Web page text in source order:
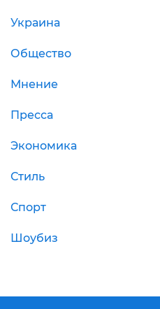
Украина
Общество
Мнение
Пресса
Экономика
Стиль
Спорт
Шоубиз